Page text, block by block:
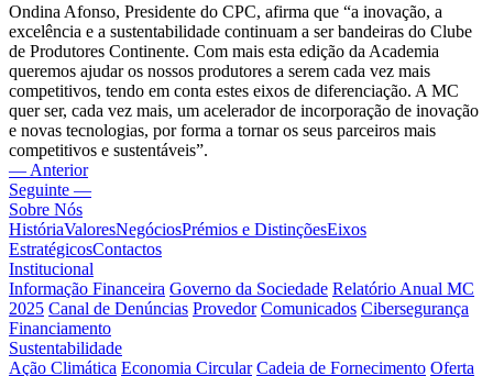
Ondina Afonso, Presidente do CPC, afirma que “a inovação, a
excelência e a sustentabilidade continuam a ser bandeiras do Clube
de Produtores Continente. Com mais esta edição da Academia
queremos ajudar os nossos produtores a serem cada vez mais
competitivos, tendo em conta estes eixos de diferenciação. A MC
quer ser, cada vez mais, um acelerador de incorporação de inovação
e novas tecnologias, por forma a tornar os seus parceiros mais
competitivos e sustentáveis”.
— Anterior
Seguinte —
Sobre Nós
HistóriaValoresNegóciosPrémios e DistinçõesEixos
EstratégicosContactos
Institucional
Informação Financeira Governo da Sociedade Relatório Anual MC
2025 Canal de Denúncias Provedor Comunicados Cibersegurança
Financiamento
Sustentabilidade
Ação Climática Economia Circular Cadeia de Fornecimento Oferta